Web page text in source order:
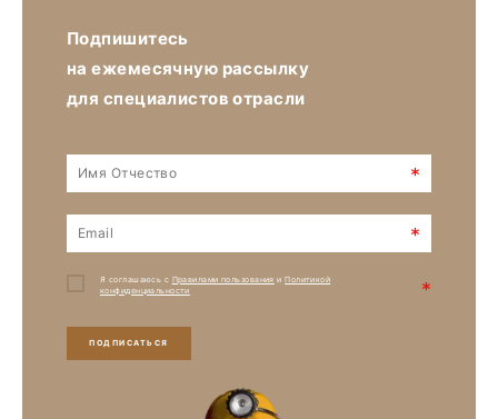
Подпишитесь
на ежемесячную рассылку
для специалистов отрасли
*
*
Я соглашаюсь с Правилами пользования иПолитикой
конфиденциальности
*
ПОДПИСАТЬСЯ